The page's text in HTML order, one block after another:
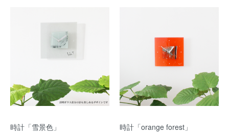
時計「雪景色」
時計「orange forest」